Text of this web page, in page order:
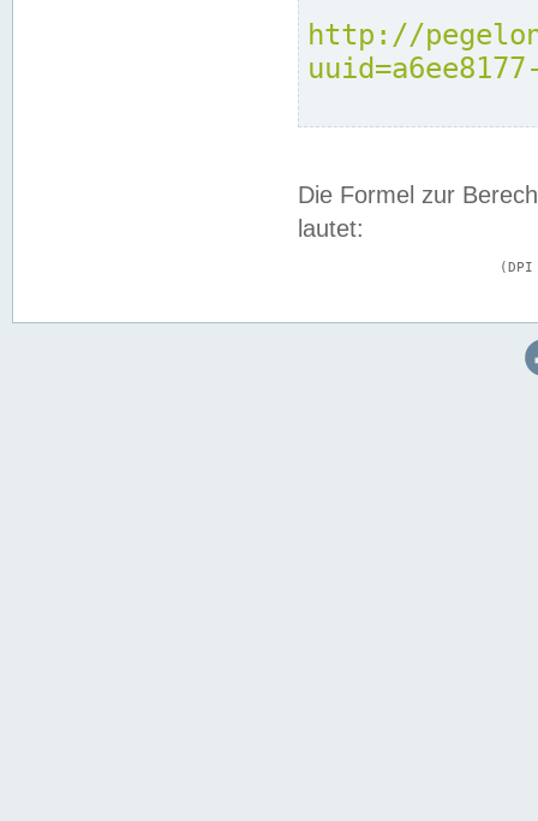
http://
Die Formel zur
lautet: